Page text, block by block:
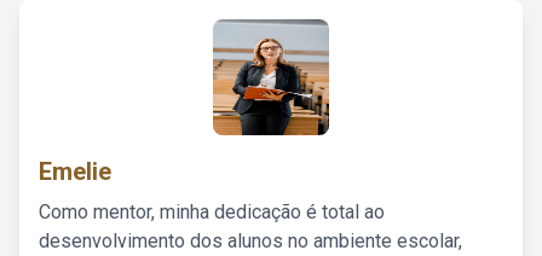
Emelie
Como mentor, minha dedicação é total ao
desenvolvimento dos alunos no ambiente escolar,